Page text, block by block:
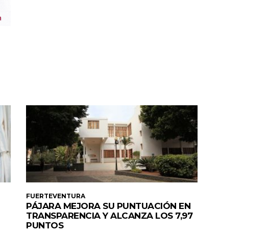
FUERTEVENTURA
PÁJARA MEJORA SU PUNTUACIÓN EN
TRANSPARENCIA Y ALCANZA LOS 7,97
PUNTOS